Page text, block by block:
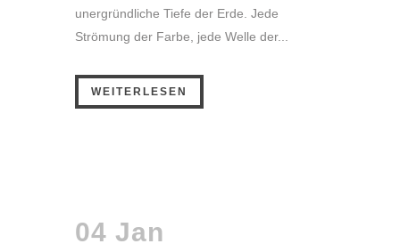
unergründliche Tiefe der Erde. Jede
Strömung der Farbe, jede Welle der...
WEITERLESEN
04 Jan